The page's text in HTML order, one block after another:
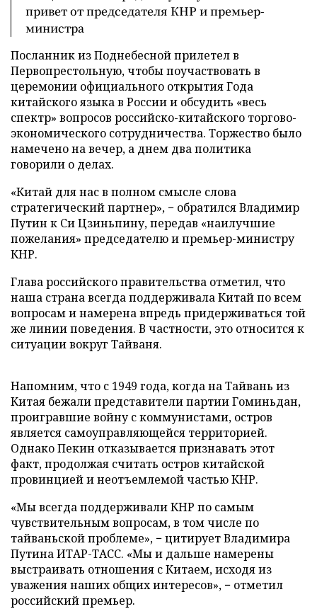
привет от председателя КНР и премьер-
министра
Посланник из Поднебесной прилетел в
Первопрестольную, чтобы поучаствовать в
церемонии официального открытия Года
китайского языка в России и обсудить «весь
спектр» вопросов российско-китайского торгово-
экономического сотрудничества. Торжество было
намечено на вечер, а днем два политика
говорили о делах.
«Китай для нас в полном смысле слова
стратегический партнер», − обратился Владимир
Путин к Си Цзиньпину, передав «наилучшие
пожелания» председателю и премьер-министру
КНР.
Глава российского правительства отметил, что
наша страна всегда поддерживала Китай по всем
вопросам и намерена впредь придерживаться той
же линии поведения. В частности, это относится к
ситуации вокруг Тайваня.
Напомним, что с 1949 года, когда на Тайвань из
Китая бежали представители партии Гоминьдан,
проигравшие войну с коммунистами, остров
является самоуправляющейся территорией.
Однако Пекин отказывается признавать этот
факт, продолжая считать остров китайской
провинцией и неотъемлемой частью КНР.
«Мы всегда поддерживали КНР по самым
чувствительным вопросам, в том числе по
тайваньской проблеме», − цитирует Владимира
Путина ИТАР-ТАСС. «Мы и дальше намерены
выстраивать отношения с Китаем, исходя из
уважения наших общих интересов», − отметил
российский премьер.